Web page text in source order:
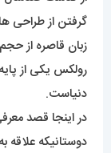
گرفتن از
زبان قاصره از
رولکس یکی از
دنیاست.
در اینجا قصد
دوستانیکه